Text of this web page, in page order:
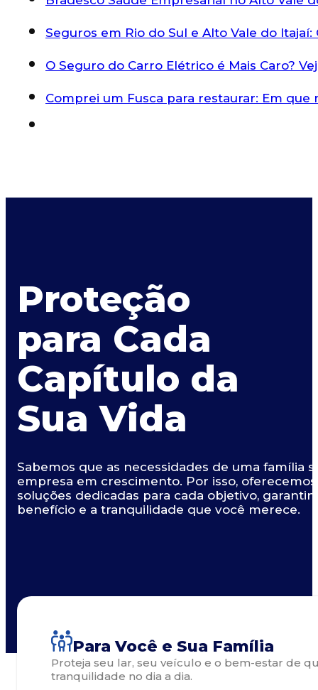
Seguros em Rio do Sul e Alto Vale do
O Seguro do Carro Elétrico é Mais Caro?
Comprei um Fusca para restaurar: Em
Proteção
para Cada
Capítulo da
Sua Vida
Sabemos que as necessidades de uma família
empresa em crescimento. Por isso,
soluções dedicadas para cada objetivo,
benefício e a tranquilidade que você merece.
Para Você e Sua Família
Proteja seu lar, seu veículo e o bem-estar de
tranquilidade no dia a dia.